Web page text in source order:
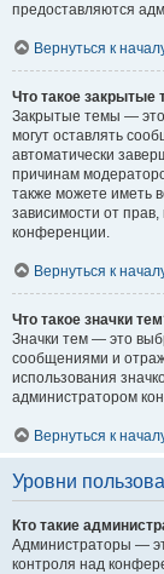
предоставляются
Вернуться к
Что такое закрытые
Закрытые темы — это
могут оставлять
автоматически
причинам
также можете иметь
зависимости от
конференции.
Вернуться к
Что такое значки
Значки тем — это
сообщениями и
использования
администратором
Вернуться к
Уровни
Кто такие
Администраторы —
контроля над